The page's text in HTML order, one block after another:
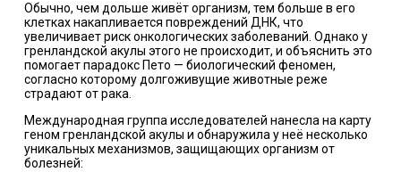
Обычно, чем дольше живёт организм, тем больше в его
клетках накапливается повреждений ДНК, что
увеличивает риск онкологических заболеваний. Однако у
гренландской акулы этого не происходит, и объяснить это
помогает парадокс Пето — биологический феномен,
согласно которому долгоживущие животные реже
страдают от рака.
Международная группа исследователей нанесла на карту
геном гренландской акулы и обнаружила у неё несколько
уникальных механизмов, защищающих организм от
болезней: